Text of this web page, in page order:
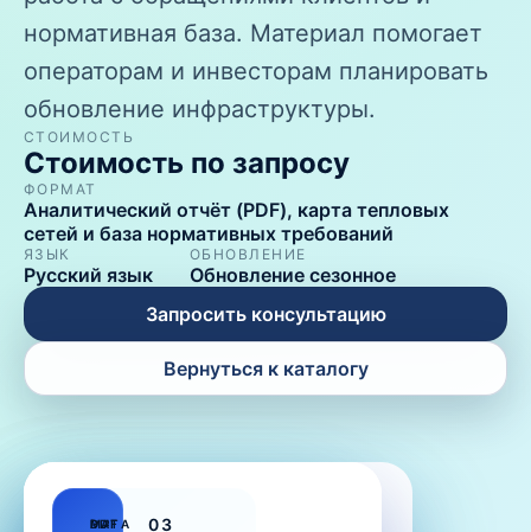
нормативная база. Материал помогает
операторам и инвесторам планировать
обновление инфраструктуры.
СТОИМОСТЬ
Стоимость по запросу
ФОРМАТ
Аналитический отчёт (PDF), карта тепловых
сетей и база нормативных требований
ЯЗЫК
Русский язык
ОБНОВЛЕНИЕ
Обновление сезонное
Запросить консультацию
Вернуться к каталогу
PDF 01
MAP 02
DATA 03